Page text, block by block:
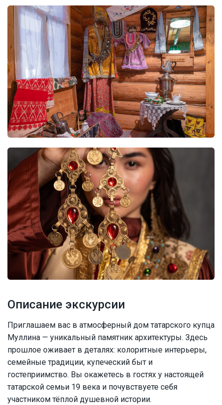
Описание экскурсии
Приглашаем вас в атмосферный дом татарского купца
Муллина — уникальный памятник архитектуры. Здесь
прошлое оживает в деталях: колоритные интерьеры,
семейные традиции, купеческий быт и
гостеприимство. Вы окажетесь в гостях у настоящей
татарской семьи 19 века и почувствуете себя
участником тёплой душевной истории.